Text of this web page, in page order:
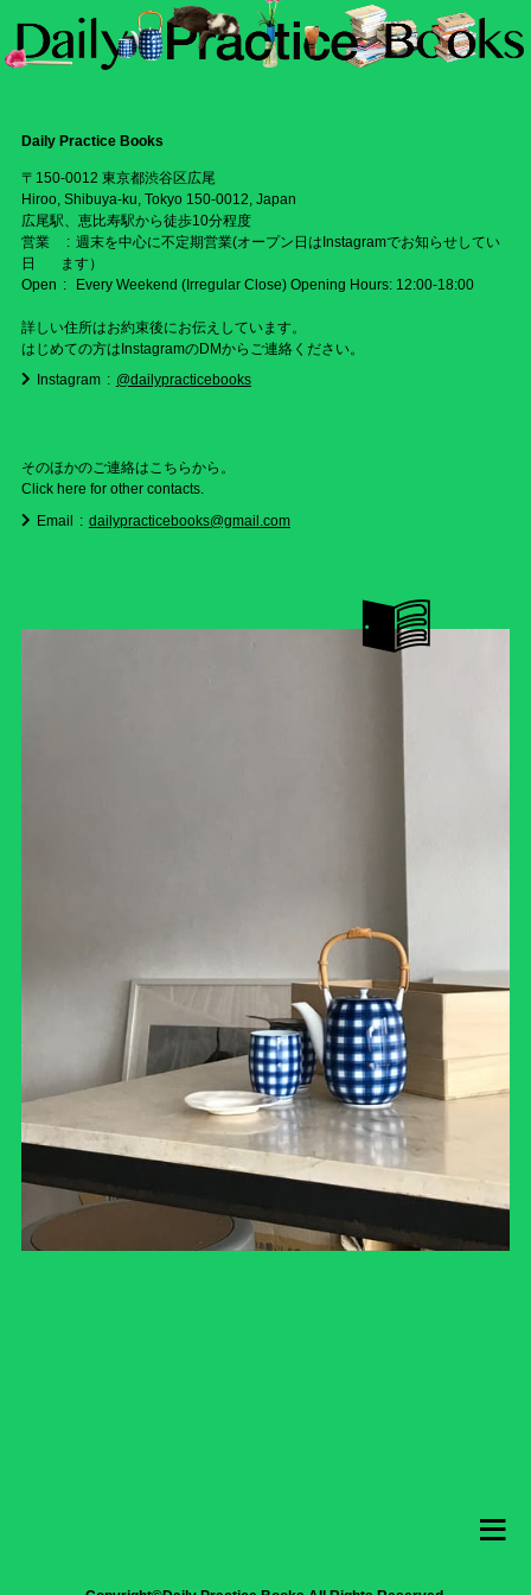
Daily Practice Books
〒150-0012 東京都渋谷区広尾
Hiroo, Shibuya-ku, Tokyo 150-0012, Japan
広尾駅、恵比寿駅から徒歩10分程度
営業
日
週末を中心に不定期営業(オープン日はInstagramでお知らせしてい
ます）
Open
Every Weekend (Irregular Close) Opening Hours: 12:00-18:00
詳しい住所はお約束後にお伝えしています。
はじめての方はInstagramのDMからご連絡ください。
Instagram
@dailypracticebooks
そのほかのご連絡はこちらから。
Click here for other contacts.
Email
dailypracticebooks@gmail.com